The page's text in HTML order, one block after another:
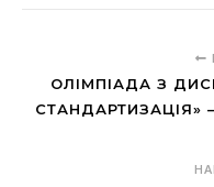
ОЛІМПІАДА З
СТАНДАРТИЗАЦІЯ»